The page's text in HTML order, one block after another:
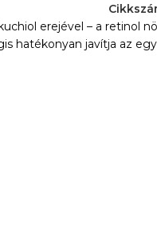
erejével – a retinol
hatékonyan javítja az